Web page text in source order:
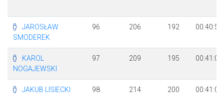
JAROSŁAW
SMODEREK
96 206 192 00:40:59
KAROL
NOGAJEWSKI
97 209 195 00:41:03
JAKUB LISIECKI 98 214 200 00:41:08